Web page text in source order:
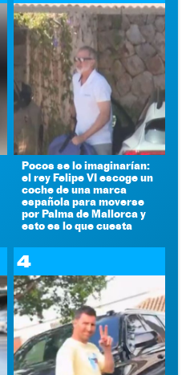
Pocos se lo imaginarían:
el rey Felipe VI escoge un
coche de una marca
española para moverse
por Palma de Mallorca y
esto es lo que cuesta
4